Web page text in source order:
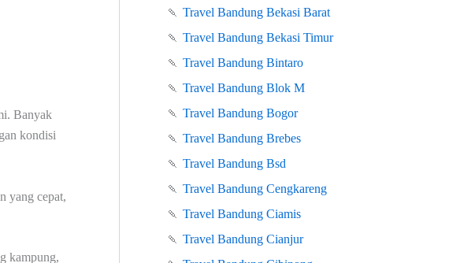
Banyak
kondisi
yang cepat,
kampung,
🍡 Travel Bandung Bekasi Barat
🍡 Travel Bandung Bekasi Timur
🍡 Travel Bandung Bintaro
🍡 Travel Bandung Blok M
🍡 Travel Bandung Bogor
🍡 Travel Bandung Brebes
🍡 Travel Bandung Bsd
🍡 Travel Bandung Cengkareng
🍡 Travel Bandung Ciamis
🍡 Travel Bandung Cianjur